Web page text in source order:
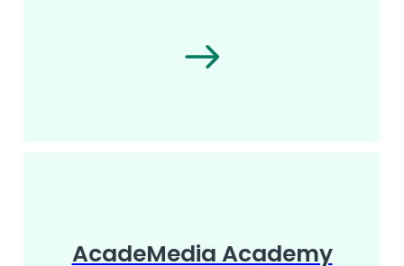
AcadeMedia Academy